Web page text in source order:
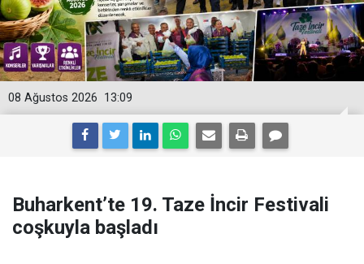
13:09
08 Ağustos 2026
Buharkent’te 19. Taze İncir Festivali
coşkuyla başladı